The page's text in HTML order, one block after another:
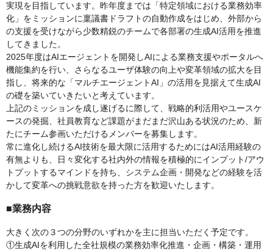
実現を目指しています。昨年度までは「特定領域における業務効率
化」をミッションに稟議書ドラフトの自動作成をはじめ、外部から
の支援を受けながら少数精鋭のチームで各部署の生成AI活用を推進
してきました。
2025年度はAIエージェントを開発しAIによる業務支援やポータルへ
機能集約を行い、さらなるユーザ体験の向上や変革領域の拡大を目
指し、将来的な「マルチエージェントAI」の活用を見据えて生成AI
の礎を築いていきたいと考えています。
上記のミッションを成し遂げるに際して、戦略的利活用やユースケ
ースの発掘、社員教育など課題がまだまだ沢山ある状況のため、新
たにチーム参画いただけるメンバーを募集します。
常に進化し続けるAI技術を最大限に活用するためにはAI活用経験の
有無よりも、日々変化する社内外の情報を積極的にインプット/アウ
トプットするマインドを持ち、システム企画・開発などの経験を活
かして変革への挑戦意欲を持った方を歓迎いたします。
■業務内容
大きく次の３つの分野のいずれかを主に担当いただく予定です。
①生成AIを利用した全社規模の業務効率化推進・企画・構築・運用